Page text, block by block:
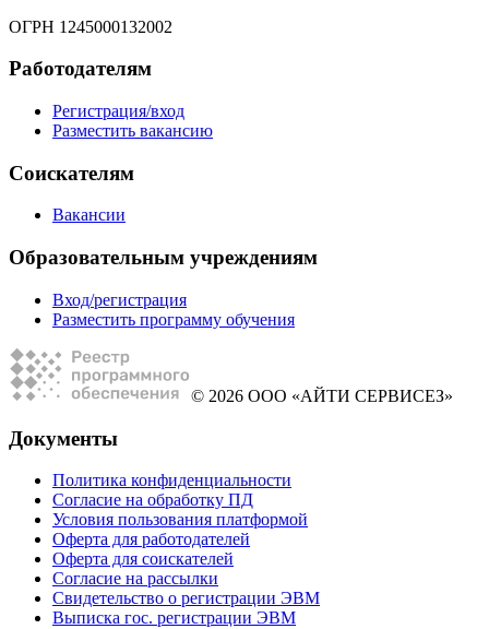
ОГРН 1245000132002
Работодателям
Регистрация/вход
Разместить вакансию
Соискателям
Вакансии
Образовательным учреждениям
Вход/регистрация
Разместить программу обучения
© 2026 ООО «АЙТИ СЕРВИСЕЗ»
Документы
Политика конфиденциальности
Согласие на обработку ПД
Условия пользования платформой
Оферта для работодателей
Оферта для соискателей
Согласие на рассылки
Свидетельство о регистрации ЭВМ
Выписка гос. регистрации ЭВМ